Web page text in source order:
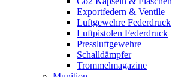
Exportfedern & Ventile
Luftgewehre Federdruck
Luftpistolen Federdruck
Pressluftgewehre
Schalldämpfer
Trommelmagazine